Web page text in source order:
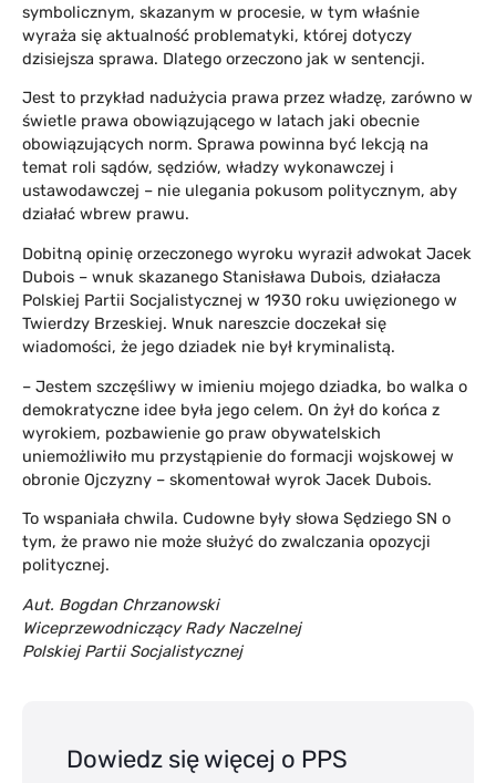
symbolicznym, skazanym w procesie, w tym właśnie
wyraża się aktualność problematyki, której dotyczy
dzisiejsza sprawa. Dlatego orzeczono jak w sentencji.
Jest to przykład nadużycia prawa przez władzę, zarówno w
świetle prawa obowiązującego w latach jaki obecnie
obowiązujących norm. Sprawa powinna być lekcją na
temat roli sądów, sędziów, władzy wykonawczej i
ustawodawczej – nie ulegania pokusom politycznym, aby
działać wbrew prawu.
Dobitną opinię orzeczonego wyroku wyraził adwokat Jacek
Dubois – wnuk skazanego Stanisława Dubois, działacza
Polskiej Partii Socjalistycznej w 1930 roku uwięzionego w
Twierdzy Brzeskiej. Wnuk nareszcie doczekał się
wiadomości, że jego dziadek nie był kryminalistą.
– Jestem szczęśliwy w imieniu mojego dziadka, bo walka o
demokratyczne idee była jego celem. On żył do końca z
wyrokiem, pozbawienie go praw obywatelskich
uniemożliwiło mu przystąpienie do formacji wojskowej w
obronie Ojczyzny – skomentował wyrok Jacek Dubois.
To wspaniała chwila. Cudowne były słowa Sędziego SN o
tym, że prawo nie może służyć do zwalczania opozycji
politycznej.
Aut. Bogdan Chrzanowski
Wiceprzewodniczący Rady Naczelnej
Polskiej Partii Socjalistycznej
Dowiedz się więcej o PPS